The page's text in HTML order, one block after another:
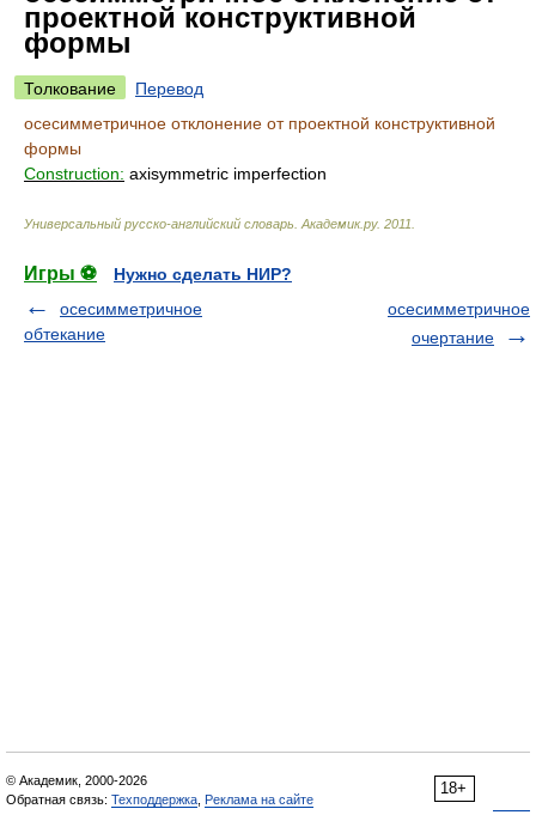
проектной конструктивной
формы
Толкование
Перевод
осесимметричное отклонение от проектной конструктивной
формы
Construction: axisymmetric imperfection
Универсальный русско-английский словарь Академик.ру. 2011
Игры ⚽
Нужно сделать НИР?
осесимметричное
обтекание
осесимметричное
очертание
18+
© Академик, 2000-2026
Обратная связь: Техподдержка Реклама на сайте